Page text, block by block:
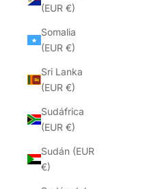
(EUR €)
Somalia
(EUR €)
Sri Lanka
(EUR €)
Sudáfrica
(EUR €)
Sudán (EUR
€)